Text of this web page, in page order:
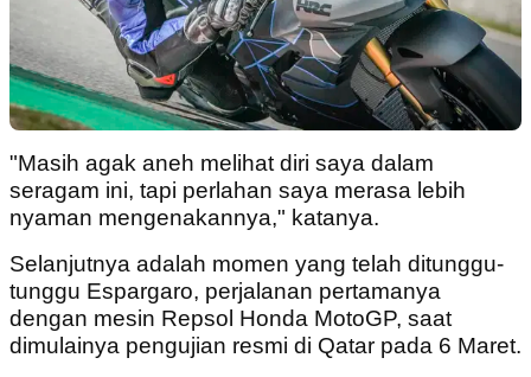
"Masih agak aneh melihat diri saya dalam
seragam ini, tapi perlahan saya merasa lebih
nyaman mengenakannya," katanya.
Selanjutnya adalah momen yang telah ditunggu-
tunggu Espargaro, perjalanan pertamanya
dengan mesin Repsol Honda MotoGP, saat
dimulainya pengujian resmi di Qatar pada 6 Maret.